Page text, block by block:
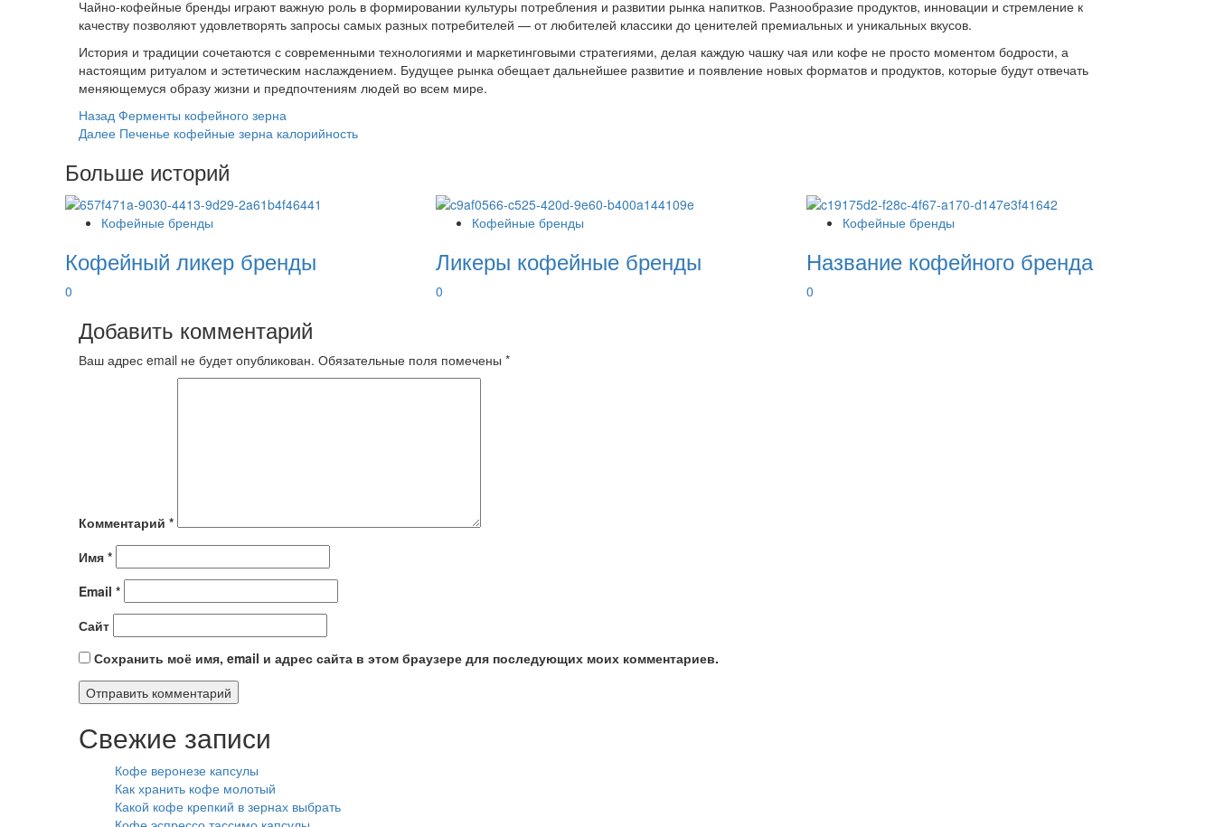
Чайно-кофейные бренды играют важную роль в формировании культуры потребления и развитии рынка напитков. Разнообразие продуктов, инновации и стремление к
качеству позволяют удовлетворять запросы самых разных потребителей — от любителей классики до ценителей премиальных и уникальных вкусов.
История и традиции сочетаются с современными технологиями и маркетинговыми стратегиями, делая каждую чашку чая или кофе не просто моментом бодрости, а
настоящим ритуалом и эстетическим наслаждением. Будущее рынка обещает дальнейшее развитие и появление новых форматов и продуктов, которые будут отвечать
меняющемуся образу жизни и предпочтениям людей во всем мире.
Post
Navigation
Назад Ферменты кофейного зерна
Далее Печенье кофейные зерна калорийность
Больше историй
Кофейные бренды
Кофейный ликер бренды
0
Кофейные бренды
Ликеры кофейные бренды
0
Кофейные бренды
Название кофейного бренда
0
Добавить комментарий
Ваш адрес email не будет опубликован. Обязательные поля помечены *
Комментарий *
Имя *
Email *
Сайт
Сохранить моё имя, email и адрес сайта в этом браузере для последующих моих комментариев.
Свежие записи
Кофе веронезе капсулы
Как хранить кофе молотый
Какой кофе крепкий в зернах выбрать